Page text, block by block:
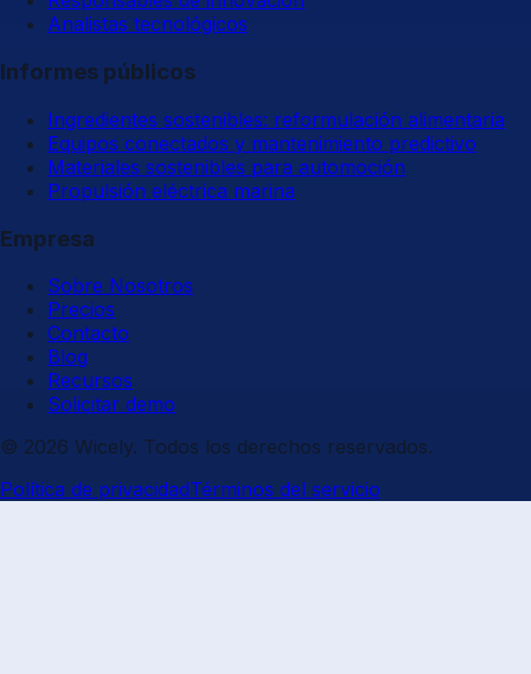
Analistas tecnológicos
Informes públicos
Ingredientes sostenibles: reformulación alimentaria
Equipos conectados y mantenimiento predictivo
Materiales sostenibles para automoción
Propulsión eléctrica marina
Empresa
Sobre Nosotros
Precios
Contacto
Blog
Recursos
Solicitar demo
© 2026 Wicely. Todos los derechos reservados.
Política de privacidadTérminos del servicio